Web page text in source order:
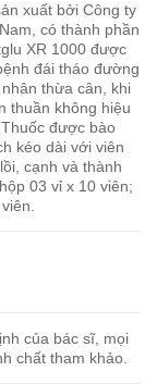
xuất bởi Công ty
có thành phần
XR 1000 được
đái tháo đường
thừa cân, khi
thuần không hiệu
được bào
kéo dài với viên
cạnh và thành
03 vỉ x 10 viên;
của bác sĩ, mọi
chất tham khảo.